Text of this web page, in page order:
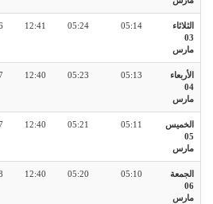
الثلاثاء
03
مارس
05:14
05:24
12:41
الأربعاء
04
مارس
05:13
05:23
12:40
الخميس
05
مارس
05:11
05:21
12:40
الجمعة
06
مارس
05:10
05:20
12:40